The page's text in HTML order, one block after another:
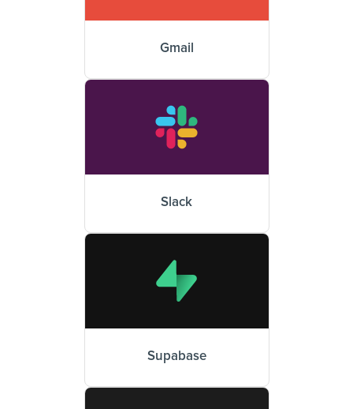
Gmail
Slack
Supabase